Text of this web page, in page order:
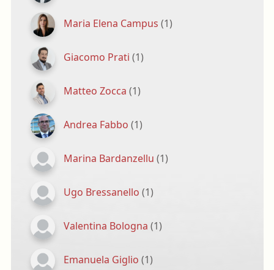
Maria Elena Campus (1)
Giacomo Prati (1)
Matteo Zocca (1)
Andrea Fabbo (1)
Marina Bardanzellu (1)
Ugo Bressanello (1)
Valentina Bologna (1)
Emanuela Giglio (1)